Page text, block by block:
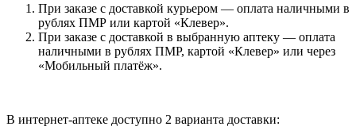
При заказе с доставкой курьером — оплата наличными в
рублях ПМР или картой «Клевер».
При заказе с доставкой в выбранную аптеку — оплата
наличными в рублях ПМР, картой «Клевер» или через
«Мобильный платёж».
В интернет-аптеке доступно 2 варианта доставки: